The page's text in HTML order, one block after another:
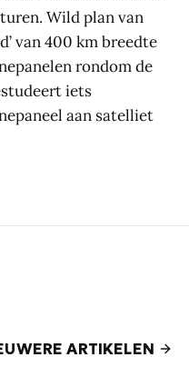
Wild plan van
van 400 km breedte
rondom de
iets
aan satelliet
ARTIKELEN